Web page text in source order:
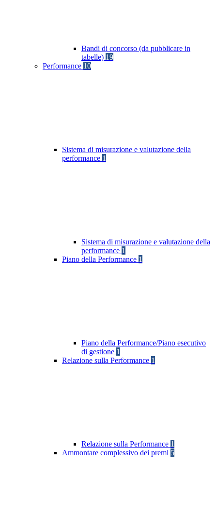
Bandi di concorso (da pubblicare in
tabelle) 19
Performance 10
Sistema di misurazione e valutazione della
performance 1
Sistema di misurazione e valutazione della
performance 1
Piano della Performance 1
Piano della Performance/Piano esecutivo
di gestione 1
Relazione sulla Performance 1
Relazione sulla Performance 1
Ammontare complessivo dei premi 5